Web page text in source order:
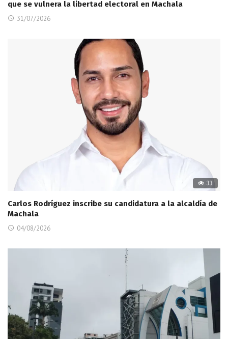
que se vulnera la libertad electoral en Machala
31/07/2026
33
Carlos Rodríguez inscribe su candidatura a la alcaldía de
Machala
04/08/2026